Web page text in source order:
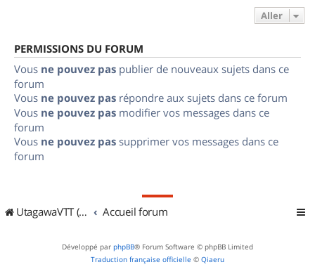
Aller
PERMISSIONS DU FORUM
Vous ne pouvez pas publier de nouveaux sujets dans ce
forum
Vous ne pouvez pas répondre aux sujets dans ce forum
Vous ne pouvez pas modifier vos messages dans ce
forum
Vous ne pouvez pas supprimer vos messages dans ce
forum
UtagawaVTT (Randos VTT et VTTAE avec traces GPS) Accueil forum
Développé par phpBB® Forum Software © phpBB Limited
Traduction française officielle © Qiaeru